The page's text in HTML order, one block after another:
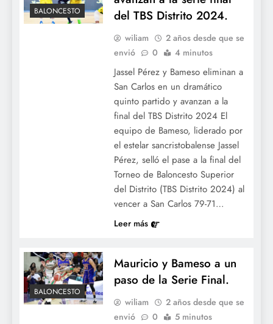
BALONCESTO
del TBS Distrito 2024.
wiliam
2 años desde que se
envió
0 4 minutos
Jassel Pérez y Bameso eliminan a
San Carlos en un dramático
quinto partido y avanzan a la
final del TBS Distrito 2024 El
equipo de Bameso, liderado por
el estelar sancristobalense Jassel
Pérez, selló el pase a la final del
Torneo de Baloncesto Superior
del Distrito (TBS Distrito 2024) al
vencer a San Carlos 79-71…
Leer más
BALONCESTO
Mauricio y Bameso a un
paso de la Serie Final.
wiliam
2 años desde que se
envió
0 5 minutos